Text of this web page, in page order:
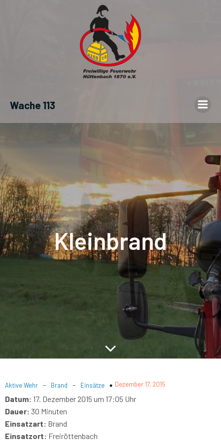
Wache 113
Kleinbrand
Aktive Wehr - Brand - Einsätze Dezember 17, 2015
Datum: 17. Dezember 2015 um 17:05 Uhr
Dauer: 30 Minuten
Einsatzart: Brand
Einsatzort: Freiröttenbach